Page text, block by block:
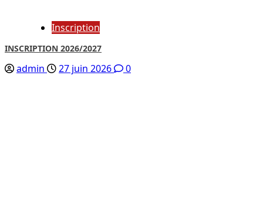
Inscription
INSCRIPTION 2026/2027
admin 27 juin 2026 0